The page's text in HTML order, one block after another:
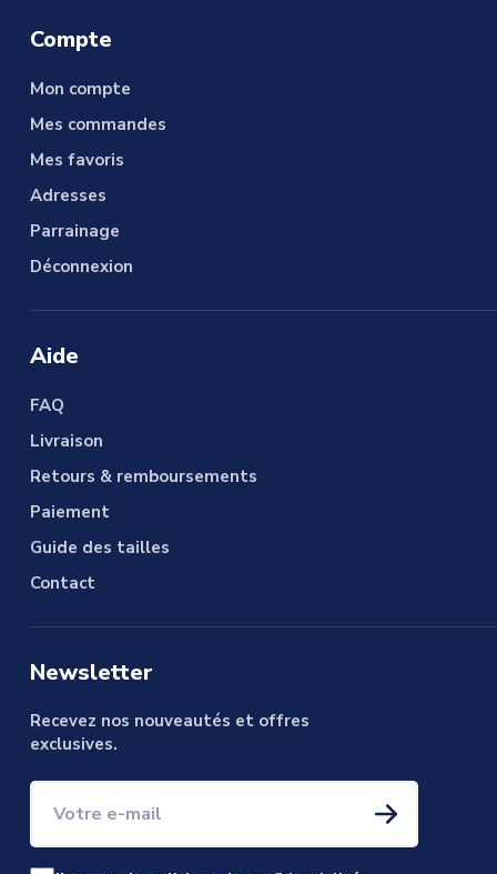
Compte
Mon compte
Mes commandes
Mes favoris
Adresses
Parrainage
Déconnexion
Aide
FAQ
Livraison
Retours & remboursements
Paiement
Guide des tailles
Contact
Newsletter
Recevez nos nouveautés et offres
exclusives.